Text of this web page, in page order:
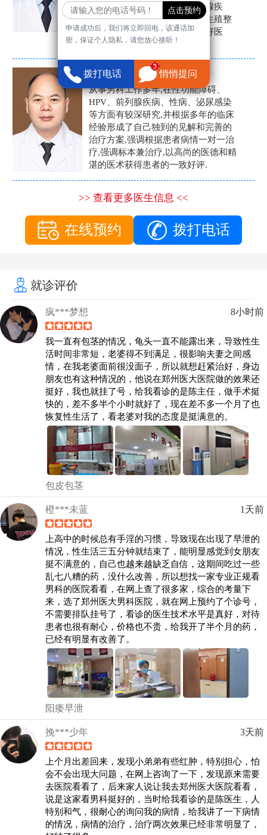
科学诊疗各类阳痿早泄、前列腺疾
病、射精障碍、性病、HPV、生殖整
形等疾病，是患者非常信赖的好医
生。
张营富
男科主任
从事男科工作多年,在性功能障碍、
HPV、前列腺疾病、性病、泌尿感染
等方面有较深研究,并根据多年的临床
经验形成了自己独到的见解和完善的
治疗方案,强调根据患者病情一对一治
疗,强调标本兼治疗,以高尚的医德和精
湛的医术获得患者的一致好评.
>> 查看更多医生信息 <<
在线预约 拨打电话
就诊评价
疯***梦想 8小时前
我一直有包茎的情况，龟头一直不能露出来，导致性生
活时间非常短，老婆得不到满足，很影响夫妻之间感
情，在我老婆面前很没面子，所以就想赶紧治好，身边
朋友也有这种情况的，他说在郑州医大医院做的效果还
挺好，我也就挂了号，给我看诊的是陈主任，做手术挺
快的，差不多半个小时就好了，现在差不多一个月了也
恢复性生活了，看老婆对我的态度是挺满意的。
包皮包茎
橙***未蓝 1天前
上高中的时候总有手淫的习惯，导致现在出现了早泄的
情况，性生活三五分钟就结束了，能明显感觉到女朋友
挺不满意的，自己也越来越缺乏自信，这期间吃过一些
乱七八糟的药，没什么改善，所以想找一家专业正规看
男科的医院看看，在网上查了很多家，综合的考量下
来，选了郑州医大男科医院，就在网上预约了个诊号，
不需要排队挂号了，看诊的医生技术水平是真好，对待
患者也很有耐心，价格也不贵，给我开了半个月的药，
已经有明显有改善了。
阳痿早泄
挽***少年 3天前
上个月出差回来，发现小弟弟有些红肿，特别担心，怕
会不会出现大问题，在网上咨询了一下，发现原来需要
去医院看看了，后来家人说让我去郑州医大医院看看，
说是这家看男科挺好的，当时给我看诊的是陈医生，人
特别和气，很耐心的询问我的病情，给我讲了一下病情
的情况，病情的治疗，治疗两次效果已经非常明显了，
申请成功后，我们将立即回电，该通话加
密，保证个人隐私，请您放心接听！
拨打电话 悄悄提问